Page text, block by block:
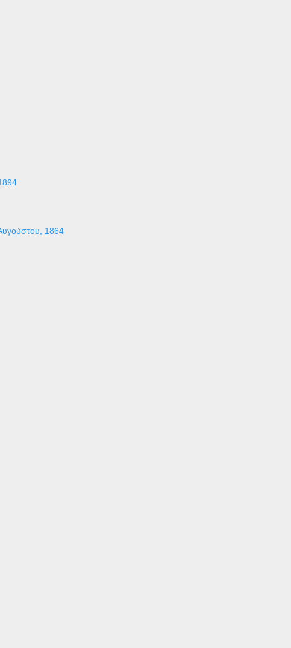
1864